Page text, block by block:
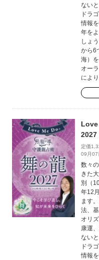
ない
ドラ
情報
年を
しょ
から6
海）
オー
によ
Love
2027
定価
09月07
数々
きた
別（
年12
ます
法、
オリ
康運
ない
ドラ
情報